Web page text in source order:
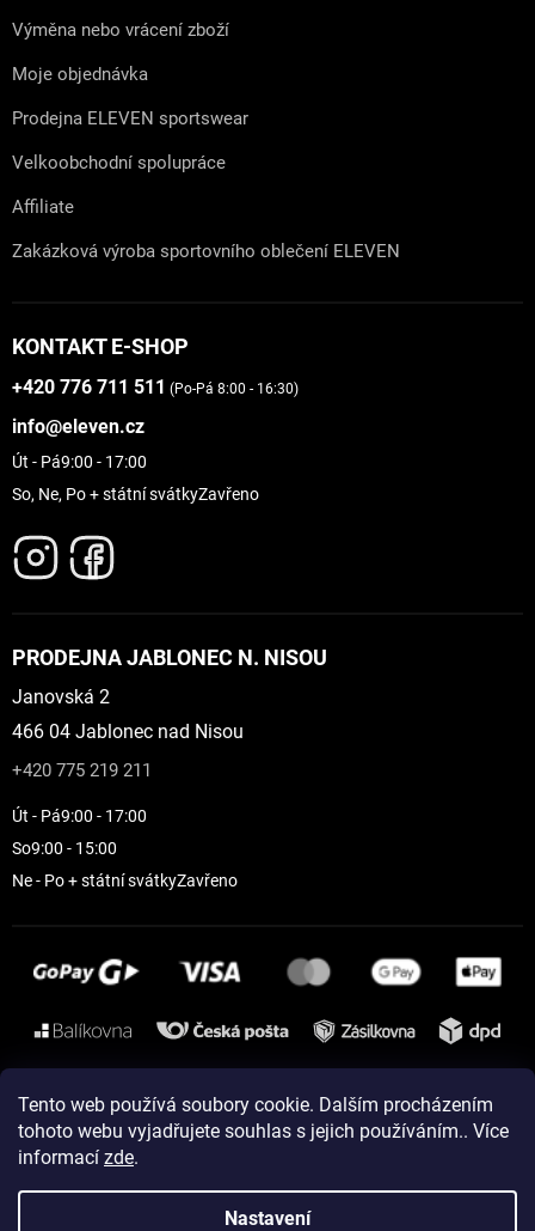
Tento web používá soubory cookie. Dalším procházením
tohoto webu vyjadřujete souhlas s jejich používáním.. Více
informací zde.
Nastavení
Výměna nebo vrácení zboží
Moje objednávka
Prodejna ELEVEN sportswear
Velkoobchodní spolupráce
Affiliate
Zakázková výroba sportovního oblečení ELEVEN
KONTAKT E-SHOP
+420 776 711 511 (Po-Pá 8:00 - 16:30)
info@eleven.cz
Út - Pá9:00 - 17:00
So, Ne, Po + státní svátkyZavřeno
PRODEJNA JABLONEC N. NISOU
Janovská 2
466 04 Jablonec nad Nisou
+420 775 219 211
Út - Pá9:00 - 17:00
So9:00 - 15:00
Ne - Po + státní svátkyZavřeno
Instagram
Vytvořil Shoptet